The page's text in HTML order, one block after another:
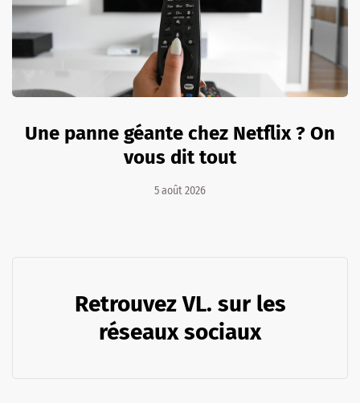
Une panne géante chez Netflix ? On
vous dit tout
5 août 2026
Retrouvez VL. sur les
réseaux sociaux